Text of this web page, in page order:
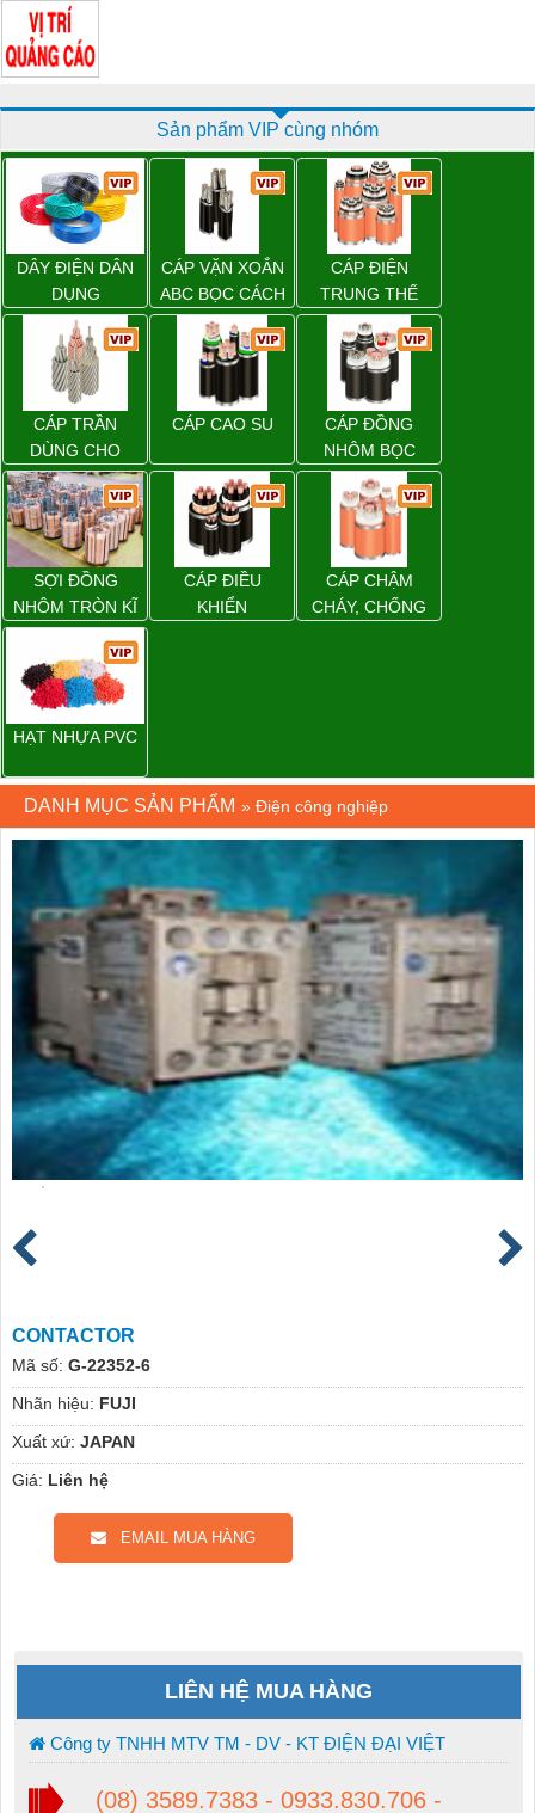
Sản phẩm VIP cùng nhóm
DÂY ĐIỆN DÂN
DỤNG
CÁP VẶN XOẮN
ABC BỌC CÁCH
ĐIỆN XLPE
CÁP ĐIỆN
TRUNG THẾ
CÁP TRẦN
DÙNG CHO
ĐƯỜNG DÂY
TẢI ĐIỆN TRÊN
KHÔNG
CÁP CAO SU
CÁP ĐỒNG
NHÔM BỌC
SỢI ĐỒNG
NHÔM TRÒN KĨ
THUẬT ĐIỆN
CÁP ĐIỀU
KHIỂN
CÁP CHẬM
CHÁY, CHỐNG
HẠT NHỰA PVC
DANH MỤC SẢN PHẨM » Điện công nghiệp
CONTACTOR
Mã số: G-22352-6
Nhãn hiệu: FUJI
Xuất xứ: JAPAN
Giá: Liên hệ
EMAIL MUA HÀNG
LIÊN HỆ MUA HÀNG
Công ty TNHH MTV TM - DV - KT ĐIỆN ĐẠI VIỆT
(08) 3589.7383 - 0933.830.706 -